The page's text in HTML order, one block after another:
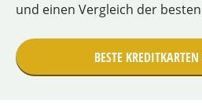
und einen Vergleich der
BESTE